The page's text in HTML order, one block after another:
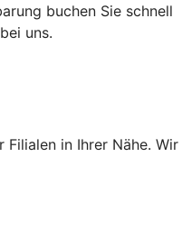
buchen Sie schnell
uns.
Filialen in Ihrer Nähe. Wir